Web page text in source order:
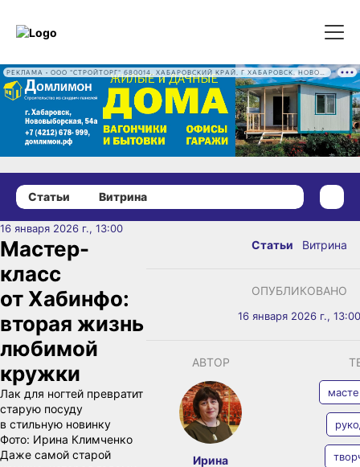
Статьи Витрина
16 января 2026 г., 13:00
Мастер-
класс
от Хабинфо:
вторая жизнь
любимой
кружки
Лак для ногтей превратит
старую посуду
в стильную новинку
Фото: Ирина Климченко
Даже самой старой
Статьи Витрина
ОПУБЛИКОВАНО
16 января 2026 г., 13:00
АВТОР
Ирина